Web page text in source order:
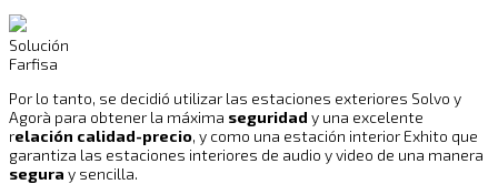
Solución
Farfisa
Por lo tanto, se decidió utilizar las estaciones exteriores Solvo y
Agorà para obtener la máxima seguridad y una excelente
relación calidad-precio, y como una estación interior Exhito que
garantiza las estaciones interiores de audio y video de una manera
segura y sencilla.